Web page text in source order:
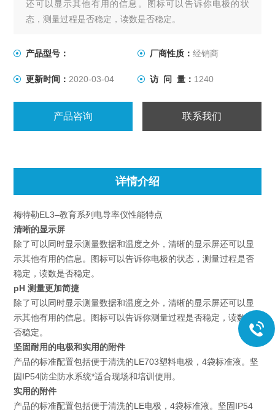
还可以显示其他有用的信息。图标可以告诉你电极的状
态，测量过程是否稳定，读数是否稳定。
产品型号： 厂商性质： 经销商
更新时间： 2020-03-04 访 问 量： 1240
产品咨询 联系我们
详情介绍
梅特勒EL3–教育系列电导率仪性能特点
清晰的显示屏
除了可以同时显示测量数据和温度之外，清晰的显示屏还可以显
示其他有用的信息。图标可以告诉你电极的状态，测量过程是否
稳定，读数是否稳定。
pH 测量更加简捷
除了可以同时显示测量数据和温度之外，清晰的显示屏还可以显
示其他有用的信息。图标可以告诉你测量过程是否稳定，读数是
否稳定。
坚固耐用的电极和实用的附件
产品的标准配置包括便于清洗的LE703塑料电极，4袋标准液。坚
固IP54防尘防水系统*适合现场和培训使用。
实用的附件
产品的标准配置包括便于清洗的LE电极，4袋标准液。坚固IP54